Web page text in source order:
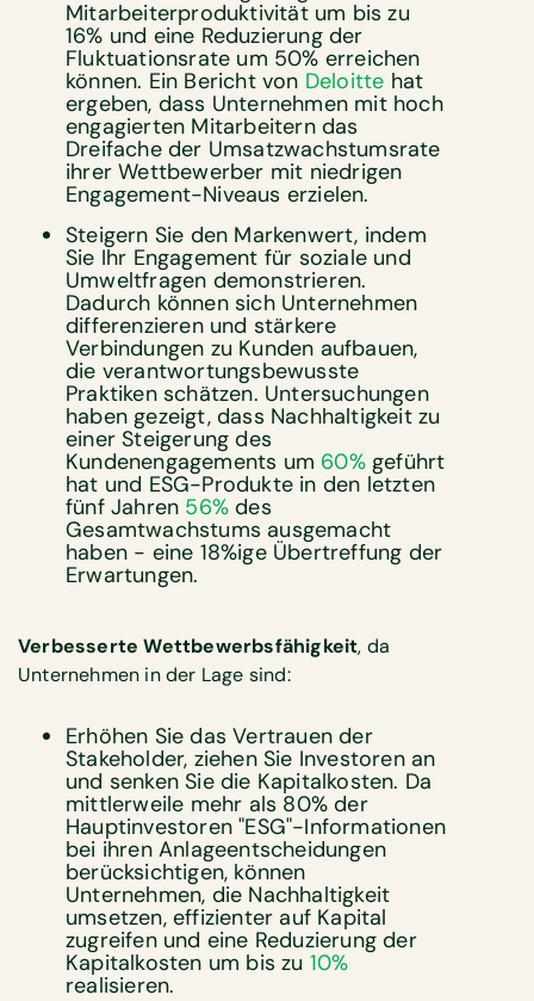
Mitarbeiterproduktivität um bis zu
16% und eine Reduzierung der
Fluktuationsrate um 50% erreichen
können. Ein Bericht von Deloitte hat
ergeben, dass Unternehmen mit hoch
engagierten Mitarbeitern das
Dreifache der Umsatzwachstumsrate
ihrer Wettbewerber mit niedrigen
Engagement-Niveaus erzielen.
Steigern Sie den Markenwert, indem
Sie Ihr Engagement für soziale und
Umweltfragen demonstrieren.
Dadurch können sich Unternehmen
differenzieren und stärkere
Verbindungen zu Kunden aufbauen,
die verantwortungsbewusste
Praktiken schätzen. Untersuchungen
haben gezeigt, dass Nachhaltigkeit zu
einer Steigerung des
Kundenengagements um 60%geführt
hat und ESG-Produkte in den letzten
fünf Jahren 56% des
Gesamtwachstums ausgemacht
haben - eine 18%ige Übertreffung der
Erwartungen.
Verbesserte Wettbewerbsfähigkeit, da
Unternehmen in der Lage sind:
Erhöhen Sie das Vertrauen der
Stakeholder, ziehen Sie Investoren an
und senken Sie die Kapitalkosten. Da
mittlerweile mehr als 80% der
Hauptinvestoren "ESG"-Informationen
bei ihren Anlageentscheidungen
berücksichtigen, können
Unternehmen, die Nachhaltigkeit
umsetzen, effizienter auf Kapital
zugreifen und eine Reduzierung der
Kapitalkosten um bis zu 10%
realisieren.